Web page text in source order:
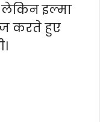
इल्मा
करते हुए